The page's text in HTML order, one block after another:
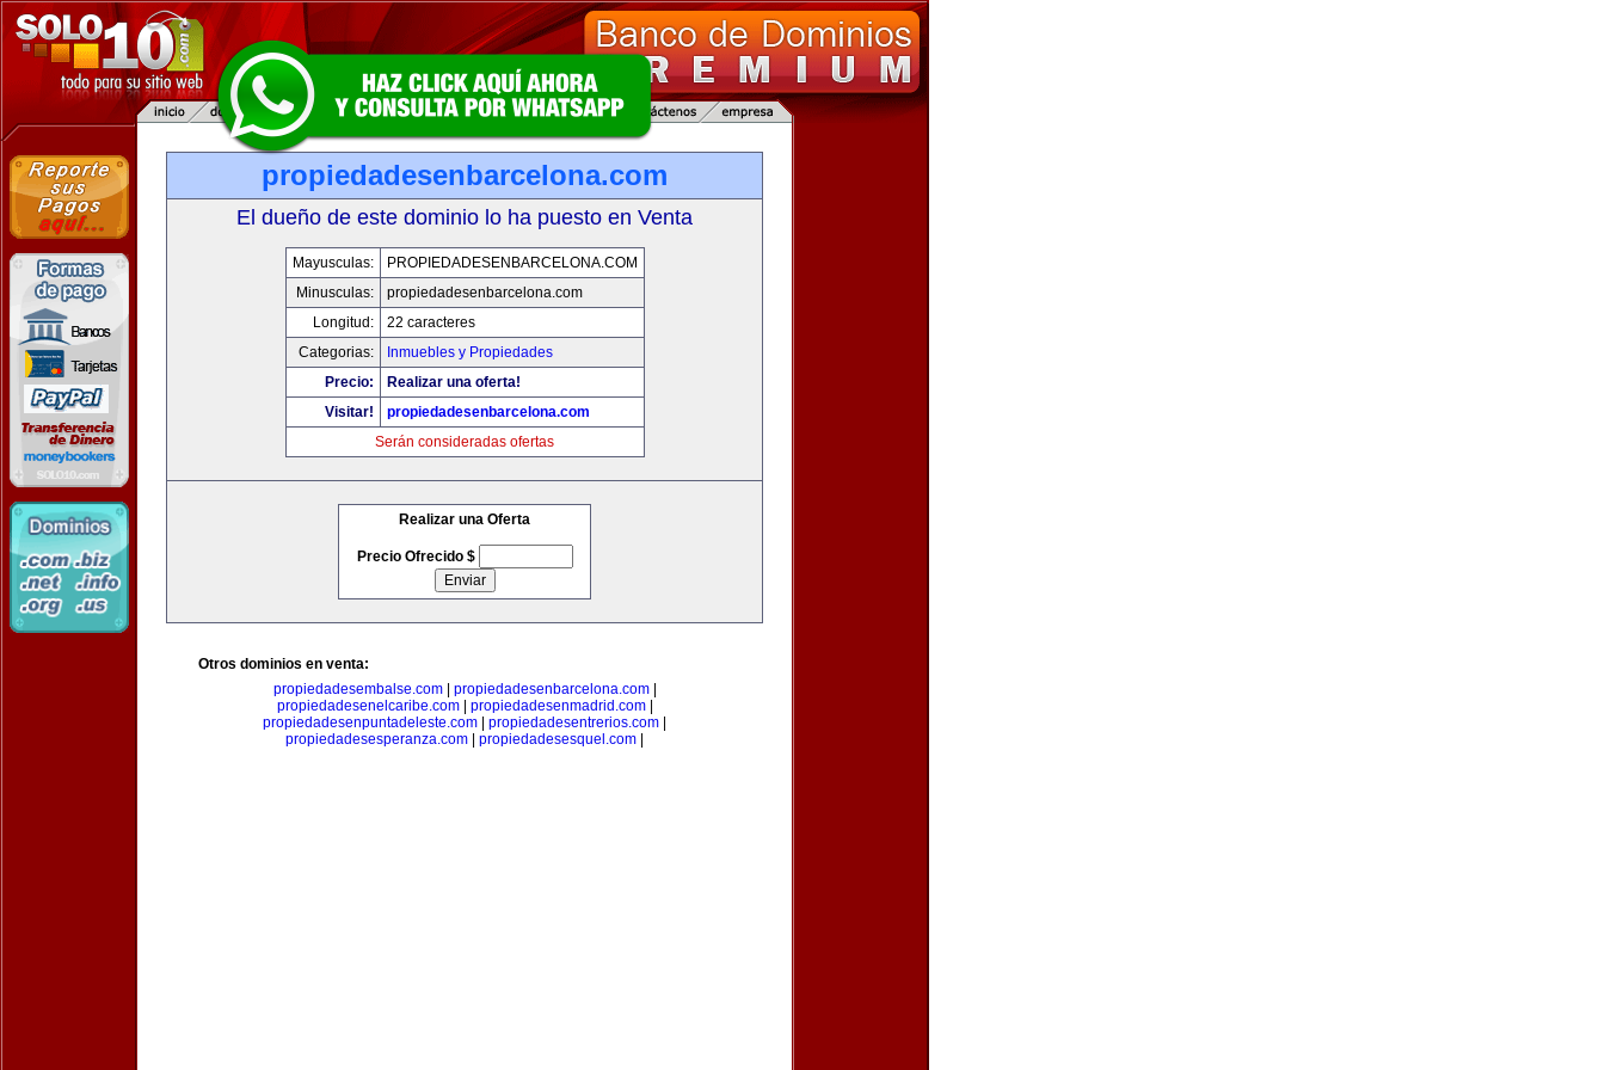
propiedadesenbarcelona.com
El dueño de este dominio lo ha puesto en Venta
Mayusculas:
PROPIEDADESENBARCELONA.COM
Minusculas:
propiedadesenbarcelona.com
Longitud:
22 caracteres
Categorias:
Inmuebles y Propiedades
Precio:
Realizar una oferta!
Visitar!
propiedadesenbarcelona.com
Serán consideradas ofertas
Realizar una Oferta
Precio Ofrecido $
Otros dominios en venta:
propiedadesembalse.com| propiedadesenbarcelona.com|
propiedadesenelcaribe.com| propiedadesenmadrid.com|
propiedadesenpuntadeleste.com
propiedadesentrerios.com
propiedadesesperanza.com
propiedadesesquel.com